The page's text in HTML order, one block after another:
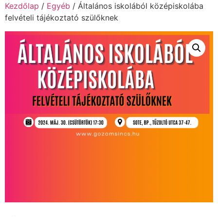
Kezdőlap / Egyéb / Általános iskolából középiskolába
felvételi tájékoztató szülőknek